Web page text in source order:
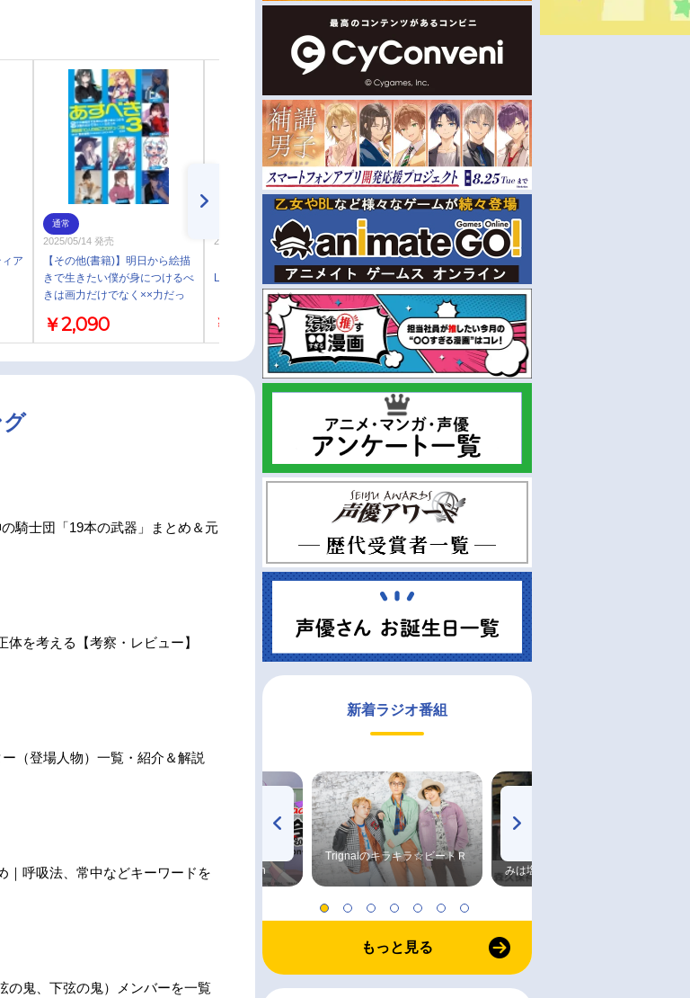
ア
通常
2025/05/14 発売
【その他(書籍)】明日から絵描
きで生きたい僕が身につけるべ
きは画力だけでなく××力だっ
￥2,090
2024/12/25 発売
【画集・イラスト集】
Lingering フカヒレ画集
￥2,970
2024/04/24 発売
【Blu-ray】Blue Journey 1st
Live「夜明けのうた」
￥9,900
騎士団「19本の武器」まとめ＆元
体を考える【考察・レビュー】
（登場人物）一覧・紹介＆解説
｜呼吸法、常中などキーワードを
の鬼、下弦の鬼）メンバーを一覧
新着ラジオ番組
のおんぷの気持ち
メイトタイムズ
radio 大直会 2nd season
Trignalのキラキラ☆ビートＲ
みは塩だけ
もっと見る